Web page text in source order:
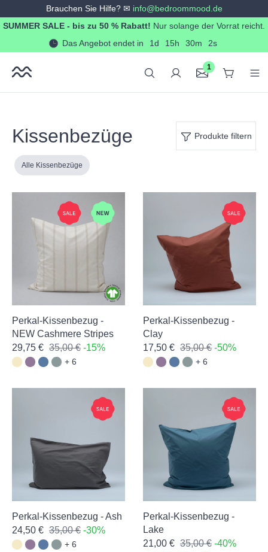
springenBrauchen Sie Hilfe? ✉ info@bedroommood.de
SUMMER SALE - bis zu 50 % Rabatt! Nur solange der Vorrat reicht.
Das Angebot endet in
1d 15h 30m 2s
1
Kissenbezüge Produkte filtern
Alle Kissenbezüge
Perkal-Kissenbezug -
NEW Cashmere Stripes
29,75 € 35,00 € -15%
+ 6
Perkal-Kissenbezug -
Clay
17,50 € 35,00 € -50%
+ 6
Perkal-Kissenbezug - Ash
24,50 € 35,00 € -30%
+ 6
Perkal-Kissenbezug -
Lake
21,00 € 35,00 € -40%